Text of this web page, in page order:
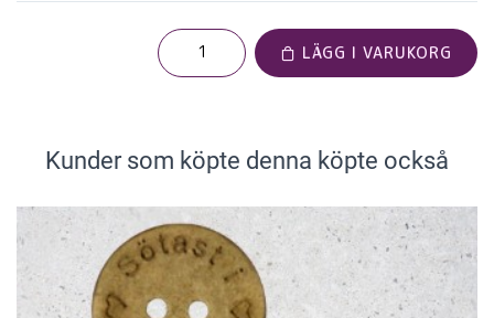
LÄGG I VARUKORG
Kunder som köpte denna köpte också